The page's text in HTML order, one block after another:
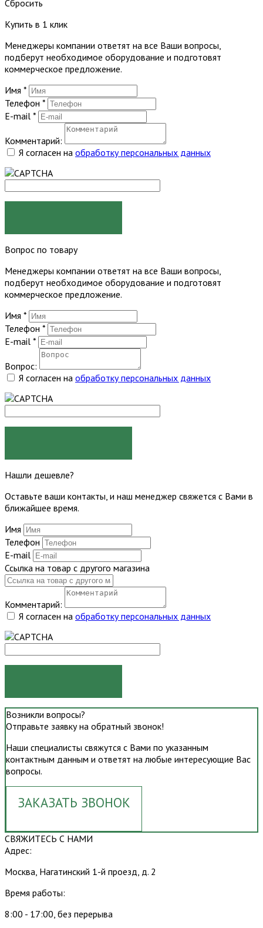
Сбросить
Купить в 1 клик
Менеджеры компании ответят на все Ваши вопросы,
подберут необходимое оборудование и подготовят
коммерческое предложение.
Имя *
Телефон *
E-mail *
Комментарий:
Я согласен на обработку персональных данных
Вопрос по товару
Менеджеры компании ответят на все Ваши вопросы,
подберут необходимое оборудование и подготовят
коммерческое предложение.
Имя *
Телефон *
E-mail *
Вопрос:
Я согласен на обработку персональных данных
Нашли дешевле?
Оставьте ваши контакты, и наш менеджер свяжется с Вами в
ближайшее время.
Имя
Телефон
E-mail
Ссылка на товар с другого магазина
Комментарий:
Я согласен на обработку персональных данных
Возникли вопросы?
Отправьте заявку на обратный звонок!
Наши специалисты свяжутся с Вами по указанным
контактным данным и ответят на любые интересующие Вас
вопросы.
ЗАКАЗАТЬ ЗВОНОК
СВЯЖИТЕСЬ С НАМИ
Адрес:
Москва, Нагатинский 1-й проезд, д. 2
Время работы:
8:00 - 17:00, без перерыва